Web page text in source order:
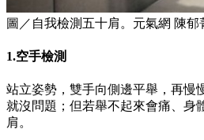
圖／自我檢測五十肩。元氣網 陳郁
1.空手檢測
站立姿勢，雙手向側邊平舉，再慢
就沒問題；但若舉不起來會痛、身
肩。